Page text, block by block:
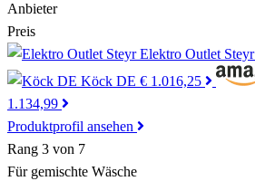
Anbieter
Preis
Elektro Outlet Steyr
Köck DE € 1.016,25
1.134,99
Produktprofil ansehen
Rang 3 von 7
Für gemischte Wäsche